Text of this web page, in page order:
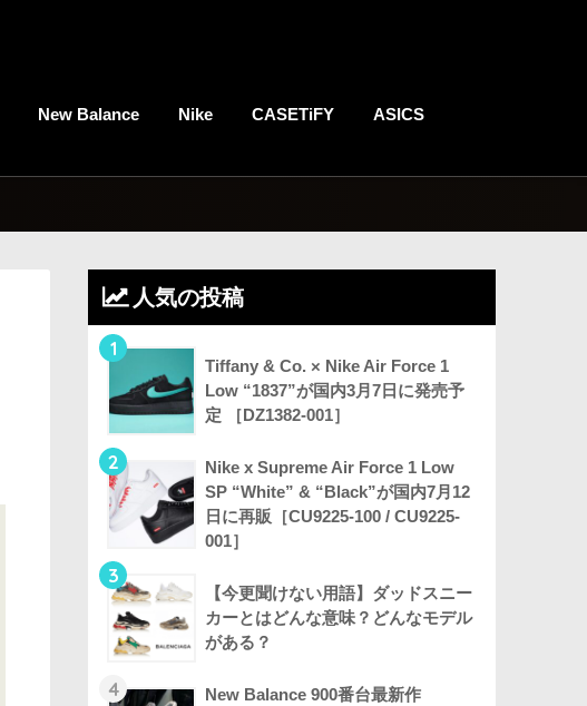
New Balance Nike CASETiFY ASICS
人気の投稿
1
Tiffany & Co. × Nike Air Force 1
Low “1837”が国内3月7日に発売予
定 ［DZ1382-001］
2
Nike x Supreme Air Force 1 Low
SP “White” & “Black”が国内7月12
日に再販［CU9225-100 / CU9225-
001］
3
【今更聞けない用語】ダッドスニー
カーとはどんな意味？どんなモデル
がある？
4
New Balance 900番台最新作